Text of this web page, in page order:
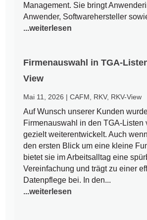
Management. Sie bringt
Anwender, Softwarehersteller
...weiterlesen
Firmenauswahl in TGA-
View
Mai 11, 2026 |CAFM RKV, RKV-View
Auf Wunsch unserer Kunden
Firmenauswahl in den TGA-Listen
gezielt weiterentwickelt. Auch
den ersten Blick um eine kleine
bietet sie im Arbeitsalltag eine
Vereinfachung und trägt zu einer
Datenpflege bei. In den...
...weiterlesen